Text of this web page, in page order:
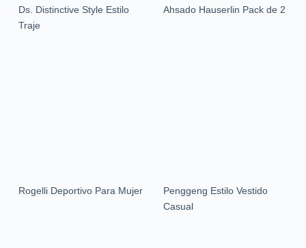
Ds. Distinctive Style Estilo
Traje
Ahsado Hauserlin Pack de 2
Rogelli Deportivo Para Mujer
Penggeng Estilo Vestido
Casual